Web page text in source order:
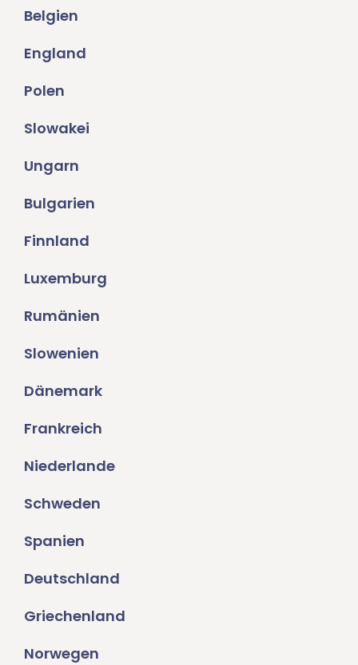
Belgien
England
Polen
Slowakei
Ungarn
Bulgarien
Finnland
Luxemburg
Rumänien
Slowenien
Dänemark
Frankreich
Niederlande
Schweden
Spanien
Deutschland
Griechenland
Norwegen